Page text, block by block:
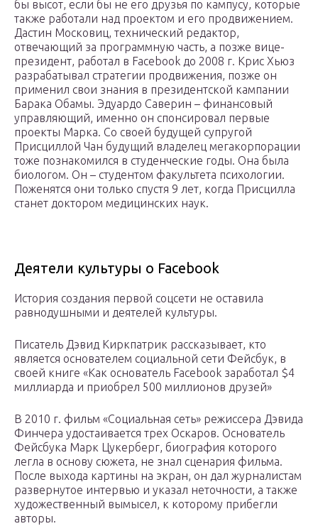
бы высот, если бы не его друзья по кампусу, которые
также работали над проектом и его продвижением.
Дастин Московиц, технический редактор,
отвечающий за программную часть, а позже вице-
президент, работал в Facebook до 2008 г. Крис Хьюз
разрабатывал стратегии продвижения, позже он
применил свои знания в президентской кампании
Барака Обамы. Эдуардо Саверин – финансовый
управляющий, именно он спонсировал первые
проекты Марка. Со своей будущей супругой
Присциллой Чан будущий владелец мегакорпорации
тоже познакомился в студенческие годы. Она была
биологом. Он – студентом факультета психологии.
Поженятся они только спустя 9 лет, когда Присцилла
станет доктором медицинских наук.
Деятели культуры о Facebook
История создания первой соцсети не оставила
равнодушными и деятелей культуры.
Писатель Дэвид Киркпатрик рассказывает, кто
является основателем социальной сети Фейсбук, в
своей книге «Как основатель Facebook заработал $4
миллиарда и приобрел 500 миллионов друзей»
В 2010 г. фильм «Социальная сеть» режиссера Дэвида
Финчера удостаивается трех Оскаров. Основатель
Фейсбука Марк Цукерберг, биография которого
легла в основу сюжета, не знал сценария фильма.
После выхода картины на экран, он дал журналистам
развернутое интервью и указал неточности, а также
художественный вымысел, к которому прибегли
авторы.